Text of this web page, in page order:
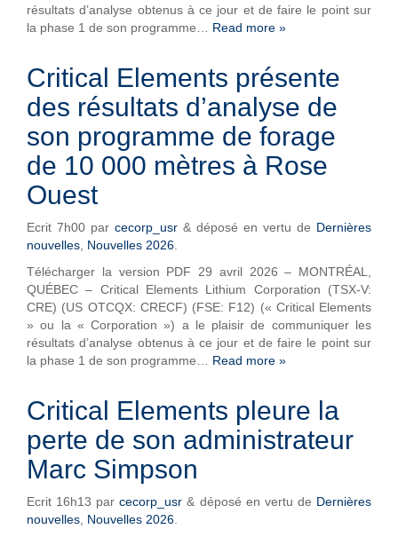
résultats d’analyse obtenus à ce jour et de faire le point sur
la phase 1 de son programme… Read more »
Critical Elements présente
des résultats d’analyse de
son programme de forage
de 10 000 mètres à Rose
Ouest
Ecrit 7h00 par cecorp_usr & déposé en vertu de Dernières
nouvelles Nouvelles 2026
Télécharger la version PDF 29 avril 2026 – MONTRÉAL,
QUÉBEC – Critical Elements Lithium Corporation (TSX-V:
CRE) (US OTCQX: CRECF) (FSE: F12) (« Critical Elements
» ou la « Corporation ») a le plaisir de communiquer les
résultats d’analyse obtenus à ce jour et de faire le point sur
la phase 1 de son programme… Read more »
Critical Elements pleure la
perte de son administrateur
Marc Simpson
Ecrit 16h13 parcecorp_usr & déposé en vertu de Dernières
nouvelles Nouvelles 2026